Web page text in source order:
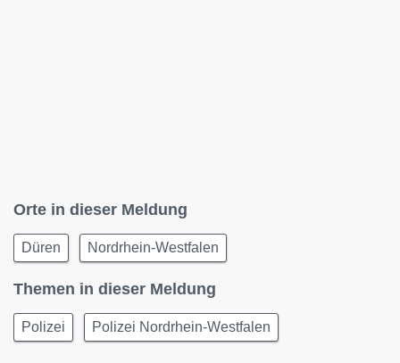
Orte in dieser Meldung
Düren Nordrhein-Westfalen
Themen in dieser Meldung
Polizei Polizei Nordrhein-Westfalen